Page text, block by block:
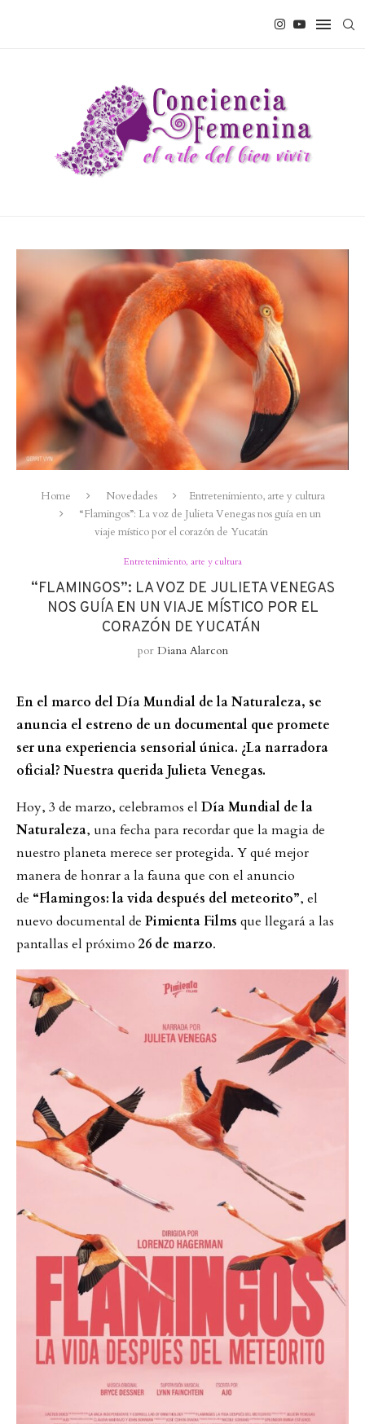
Home Novedades
Entretenimiento, arte y cultura
“Flamingos”: La voz de Julieta Venegas nos guía en un
viaje místico por el corazón de Yucatán
Entretenimiento, arte y cultura
“FLAMINGOS”: LA VOZ DE JULIETA VENEGAS
NOS GUÍA EN UN VIAJE MÍSTICO POR EL
CORAZÓN DE YUCATÁN
por Diana Alarcon
En el marco del Día Mundial de la Naturaleza, se
anuncia el estreno de un documental que promete
ser una experiencia sensorial única. ¿La narradora
oficial? Nuestra querida Julieta Venegas.
Hoy, 3 de marzo, celebramos el Día Mundial de la
Naturaleza, una fecha para recordar que la magia de
nuestro planeta merece ser protegida. Y qué mejor
manera de honrar a la fauna que con el anuncio
de “Flamingos: la vida después del meteorito”, el
nuevo documental de Pimienta Films que llegará a las
pantallas el próximo 26 de marzo.